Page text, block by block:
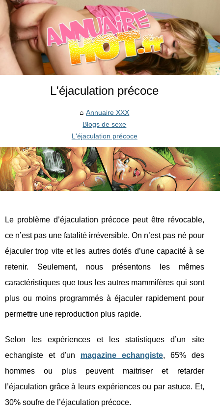
L'éjaculation précoce
Annuaire XXX
Blogs de sexe
L'éjaculation précoce
Le problème d’éjaculation précoce peut être révocable,
ce n’est pas une fatalité irréversible. On n’est pas né pour
éjaculer trop vite et les autres dotés d’une capacité à se
retenir. Seulement, nous présentons les mêmes
caractéristiques que tous les autres mammifères qui sont
plus ou moins programmés à éjaculer rapidement pour
permettre une reproduction plus rapide.
Selon les expériences et les statistiques d’un site
echangiste et d'un magazine echangiste, 65% des
hommes ou plus peuvent maitriser et retarder
l’éjaculation grâce à leurs expériences ou par astuce. Et,
30% soufre de l’éjaculation précoce.